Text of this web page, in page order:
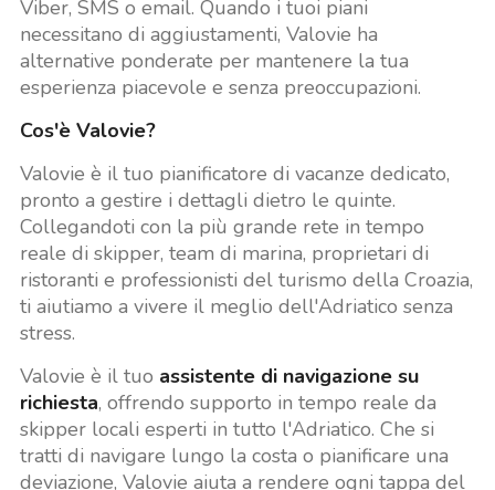
Viber, SMS o email. Quando i tuoi piani
necessitano di aggiustamenti, Valovie ha
alternative ponderate per mantenere la tua
esperienza piacevole e senza preoccupazioni.
Cos'è Valovie?
Valovie è il tuo pianificatore di vacanze dedicato,
pronto a gestire i dettagli dietro le quinte.
Collegandoti con la più grande rete in tempo
reale di skipper, team di marina, proprietari di
ristoranti e professionisti del turismo della Croazia,
ti aiutiamo a vivere il meglio dell'Adriatico senza
stress.
Valovie è il tuo assistente di navigazione su
richiesta, offrendo supporto in tempo reale da
skipper locali esperti in tutto l'Adriatico. Che si
tratti di navigare lungo la costa o pianificare una
deviazione, Valovie aiuta a rendere ogni tappa del